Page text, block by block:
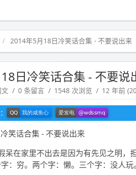
2014年5月18日冷笑话合集 - 不要说出来
日冷笑话合集 - 不要说
0 条留言 1548 次浏览 12 年前
笑话合集 - 不要说出来
呆在家里不出去是因为有先见之明，
：穷。两个字：懒。三个字：没人玩。